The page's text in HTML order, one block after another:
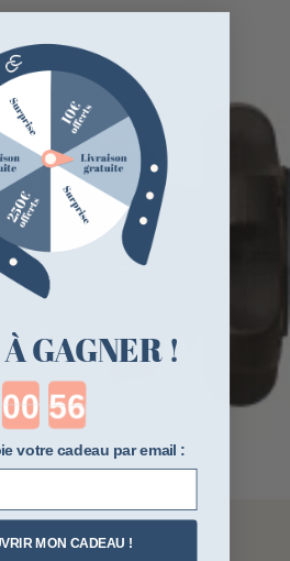
À GAGNER !
Countdown ends in:
votre cadeau par email :
MON CADEAU !